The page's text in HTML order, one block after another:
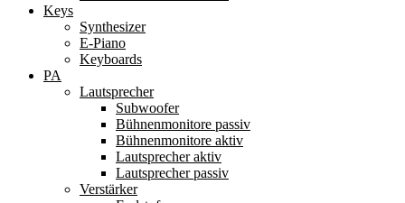
Keys
Synthesizer
E-Piano
Keyboards
PA
Lautsprecher
Subwoofer
Bühnenmonitore passiv
Bühnenmonitore aktiv
Lautsprecher aktiv
Lautsprecher passiv
Verstärker